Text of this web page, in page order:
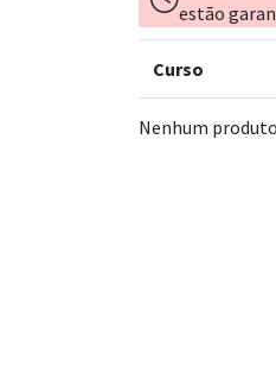
estão
Curso
Nenhum